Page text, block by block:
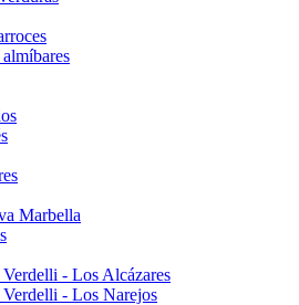
Marbella
- Los Alcázares
- Los Narejos